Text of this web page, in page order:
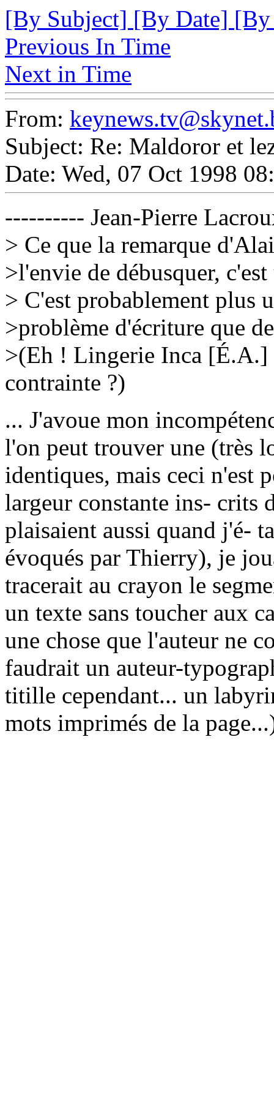
[By Subject] [By Date]
Previous In Time
Next in Time
From:
Subject: Re: Maldoror et
Date: Wed, 07 Oct 1998
---------- Jean-Pierre
> Ce que la remarque
>l'envie de débusquer,
> C'est probablement plus
>problème d'écriture que
>(Eh ! Lingerie Inca [É.A.]
contrainte ?)
... J'avoue mon
l'on peut trouver une (très
identiques, mais ceci n'est
largeur constante ins- crits
plaisaient aussi quand j'é-
évoqués par Thierry), je
tracerait au crayon le
un texte sans toucher aux
une chose que l'auteur ne
faudrait un auteur-
titille cependant... un
mots imprimés de la